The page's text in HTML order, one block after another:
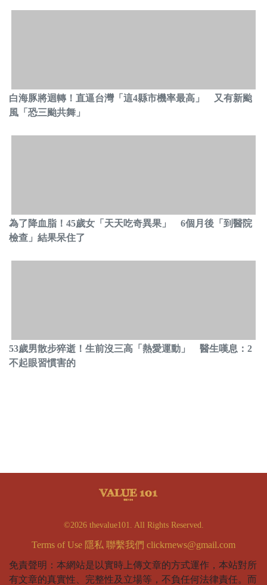
白海豚將迴轉！直逼台灣「這4縣市機率最高」 又有新颱
風「恐三颱共舞」
為了降血脂！45歲女「天天吃奇異果」 6個月後「到醫院
檢查」結果呆住了
53歲男散步猝逝！生前沒三高「熱愛運動」 醫生嘆息：2
不起眼習慣害的
©2026 thevalue101. All Rights Reserved.
Terms of Use 隱私 聯繫我們 clickrnews@gmail.com
免責聲明：本網站是以實時上傳文章的方式運作，本站對所
有文章的真實性、完整性及立場等，不負任何法律責任。而